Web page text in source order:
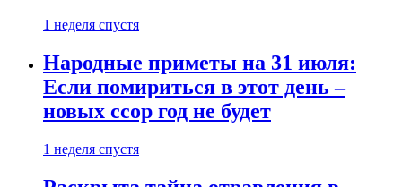
1 неделя спустя
Народные приметы на 31 июля:
Если помириться в этот день –
новых ссор год не будет
1 неделя спустя